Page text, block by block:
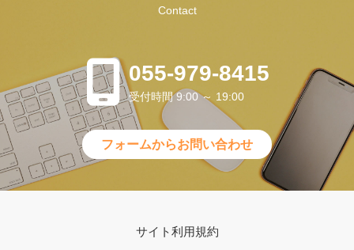
Contact
055-979-8415
受付時間 9:00 ～ 19:00
フォームからお問い合わせ
サイト利用規約